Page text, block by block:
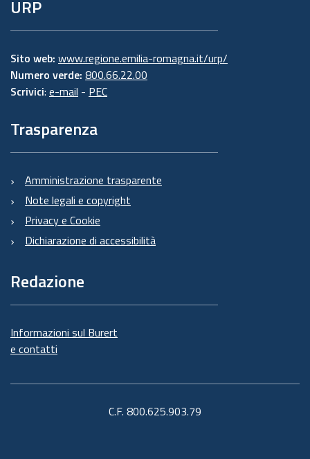
URP
Sito web: www.regione.emilia-romagna.it/urp/
Numero verde: 800.66.22.00
Scrivici: e-mail - PEC
Trasparenza
Amministrazione trasparente
Note legali e copyright
Privacy e Cookie
Dichiarazione di accessibilità
Redazione
Informazioni sul Burert
e contatti
C.F. 800.625.903.79